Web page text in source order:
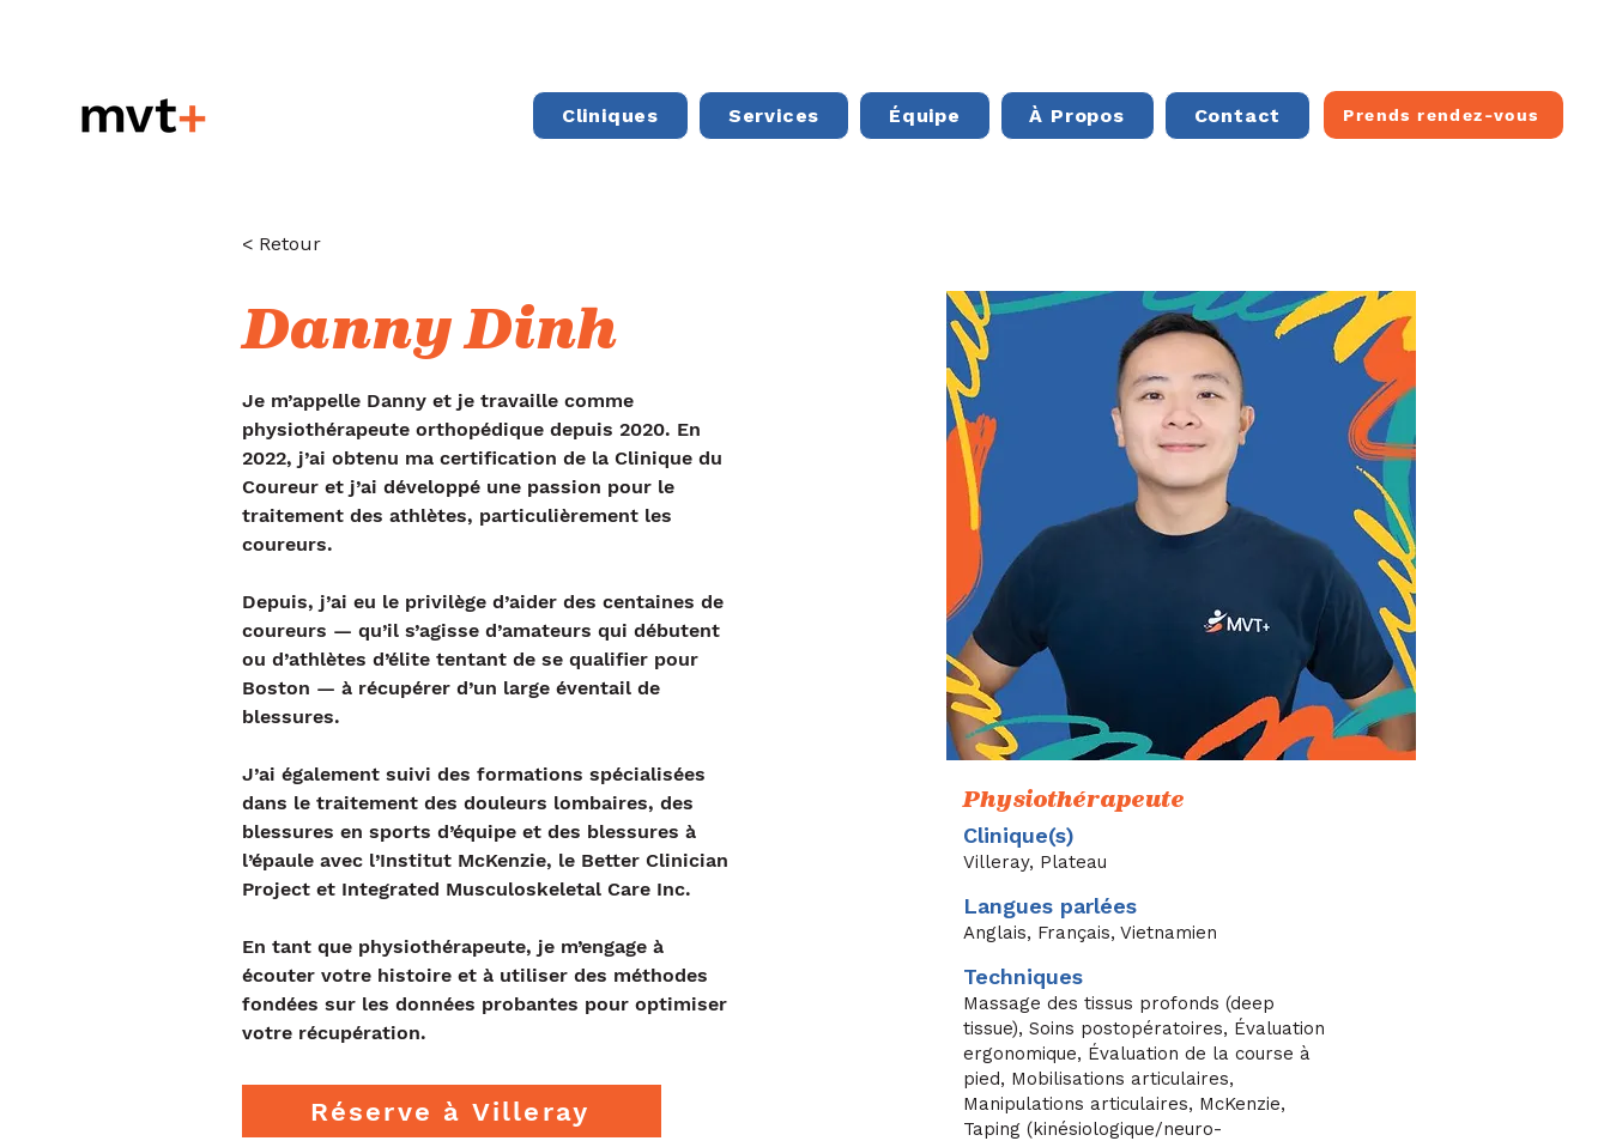
Cliniques Services Équipe À Propos Contact Prends rendez-vous
< Retour
Danny Dinh
Je m’appelle Danny et je travaille comme
physiothérapeute orthopédique depuis 2020. En
2022, j’ai obtenu ma certification de la Clinique du
Coureur et j’ai développé une passion pour le
traitement des athlètes, particulièrement les
coureurs.
Depuis, j’ai eu le privilège d’aider des centaines de
coureurs — qu’il s’agisse d’amateurs qui débutent
ou d’athlètes d’élite tentant de se qualifier pour
Boston — à récupérer d’un large éventail de
blessures.
J’ai également suivi des formations spécialisées
dans le traitement des douleurs lombaires, des
blessures en sports d’équipe et des blessures à
l’épaule avec l’Institut McKenzie, le Better Clinician
Project et Integrated Musculoskeletal Care Inc.
En tant que physiothérapeute, je m’engage à
écouter votre histoire et à utiliser des méthodes
fondées sur les données probantes pour optimiser
votre récupération.
Réserve à Villeray
Physiothérapeute
Clinique(s)
Villeray, Plateau
Langues parlées
Anglais, Français, Vietnamien
Techniques
Massage des tissus profonds (deep
tissue), Soins postopératoires, Évaluation
ergonomique, Évaluation de la course à
pied, Mobilisations articulaires,
Manipulations articulaires, McKenzie,
Taping (kinésiologique/neuro-